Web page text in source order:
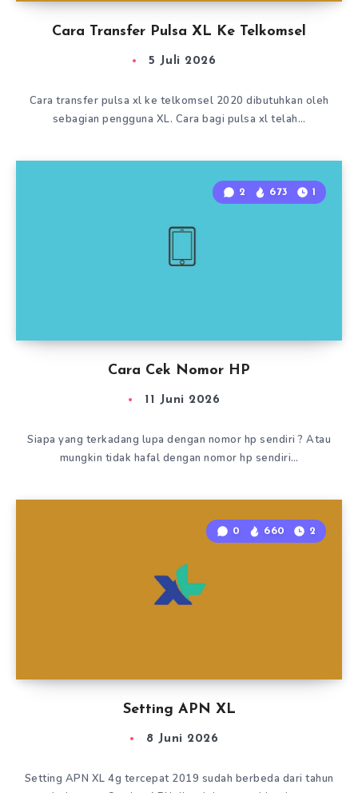
Cara Transfer Pulsa XL Ke Telkomsel
5 Juli 2026
Cara transfer pulsa xl ke telkomsel 2020 dibutuhkan oleh
sebagian pengguna XL. Cara bagi pulsa xl telah…
Cara Cek Nomor HP
2 673 1
11 Juni 2026
Siapa yang terkadang lupa dengan nomor hp sendiri ? Atau
mungkin tidak hafal dengan nomor hp sendiri…
Setting APN XL
0 660 2
8 Juni 2026
Setting APN XL 4g tercepat 2019 sudah berbeda dari tahun